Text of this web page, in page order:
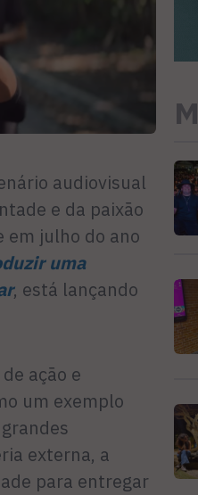
audiovisual
e da paixão
em julho do ano
uma
, está lançando
ação e
um exemplo
externa, a
para entregar